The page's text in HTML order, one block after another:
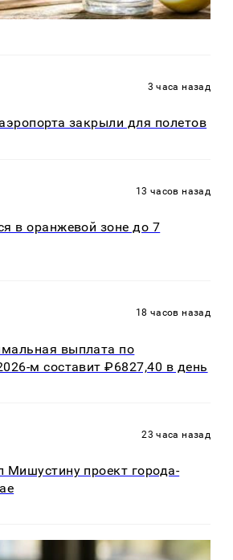
3 часа назад
закрыли для полетов
13 часов назад
в оранжевой зоне до 7
18 часов назад
выплата по
м составит ₽6827,40 в день
23 часа назад
Мишустину проект города-